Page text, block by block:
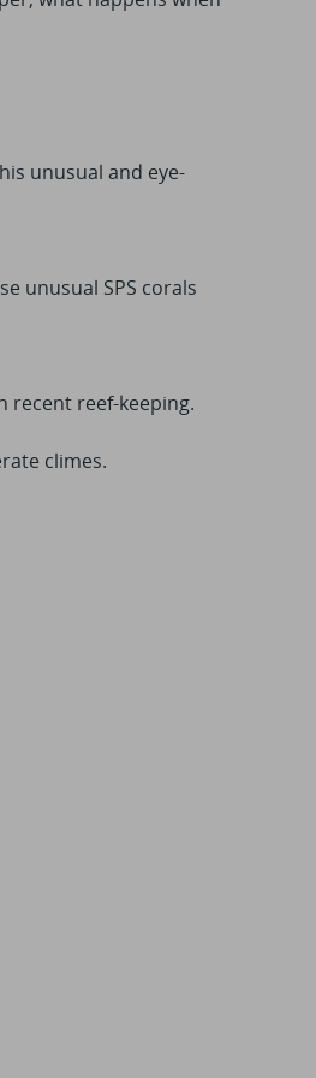
unusual and eye-
unusual SPS corals
recent reef-keeping.
climes.